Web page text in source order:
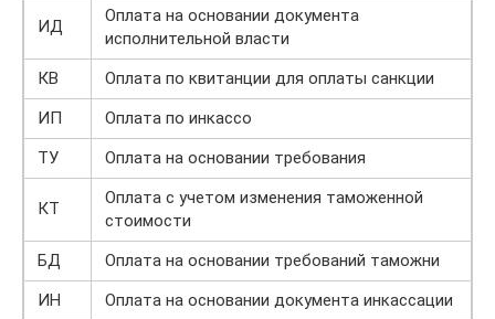
ИД
Оплата на основании документа
исполнительной власти
КВ
Оплата по квитанции для оплаты санкции
ИП
Оплата по инкассо
ТУ
Оплата на основании требования
КТ
Оплата с учетом изменения таможенной
стоимости
БД
Оплата на основании требований таможни
ИН
Оплата на основании документа инкассации